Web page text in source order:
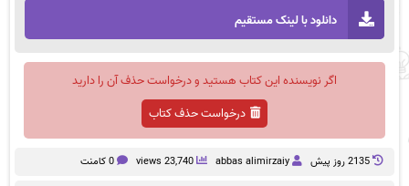
دانلود با لینک مستقیم
اگر نویسنده این کتاب هستید و درخواست حذف آن را دارید
درخواست حذف کتاب
2135 روز پيش abbas alimirzaiy
23,740 views 0 کامنت